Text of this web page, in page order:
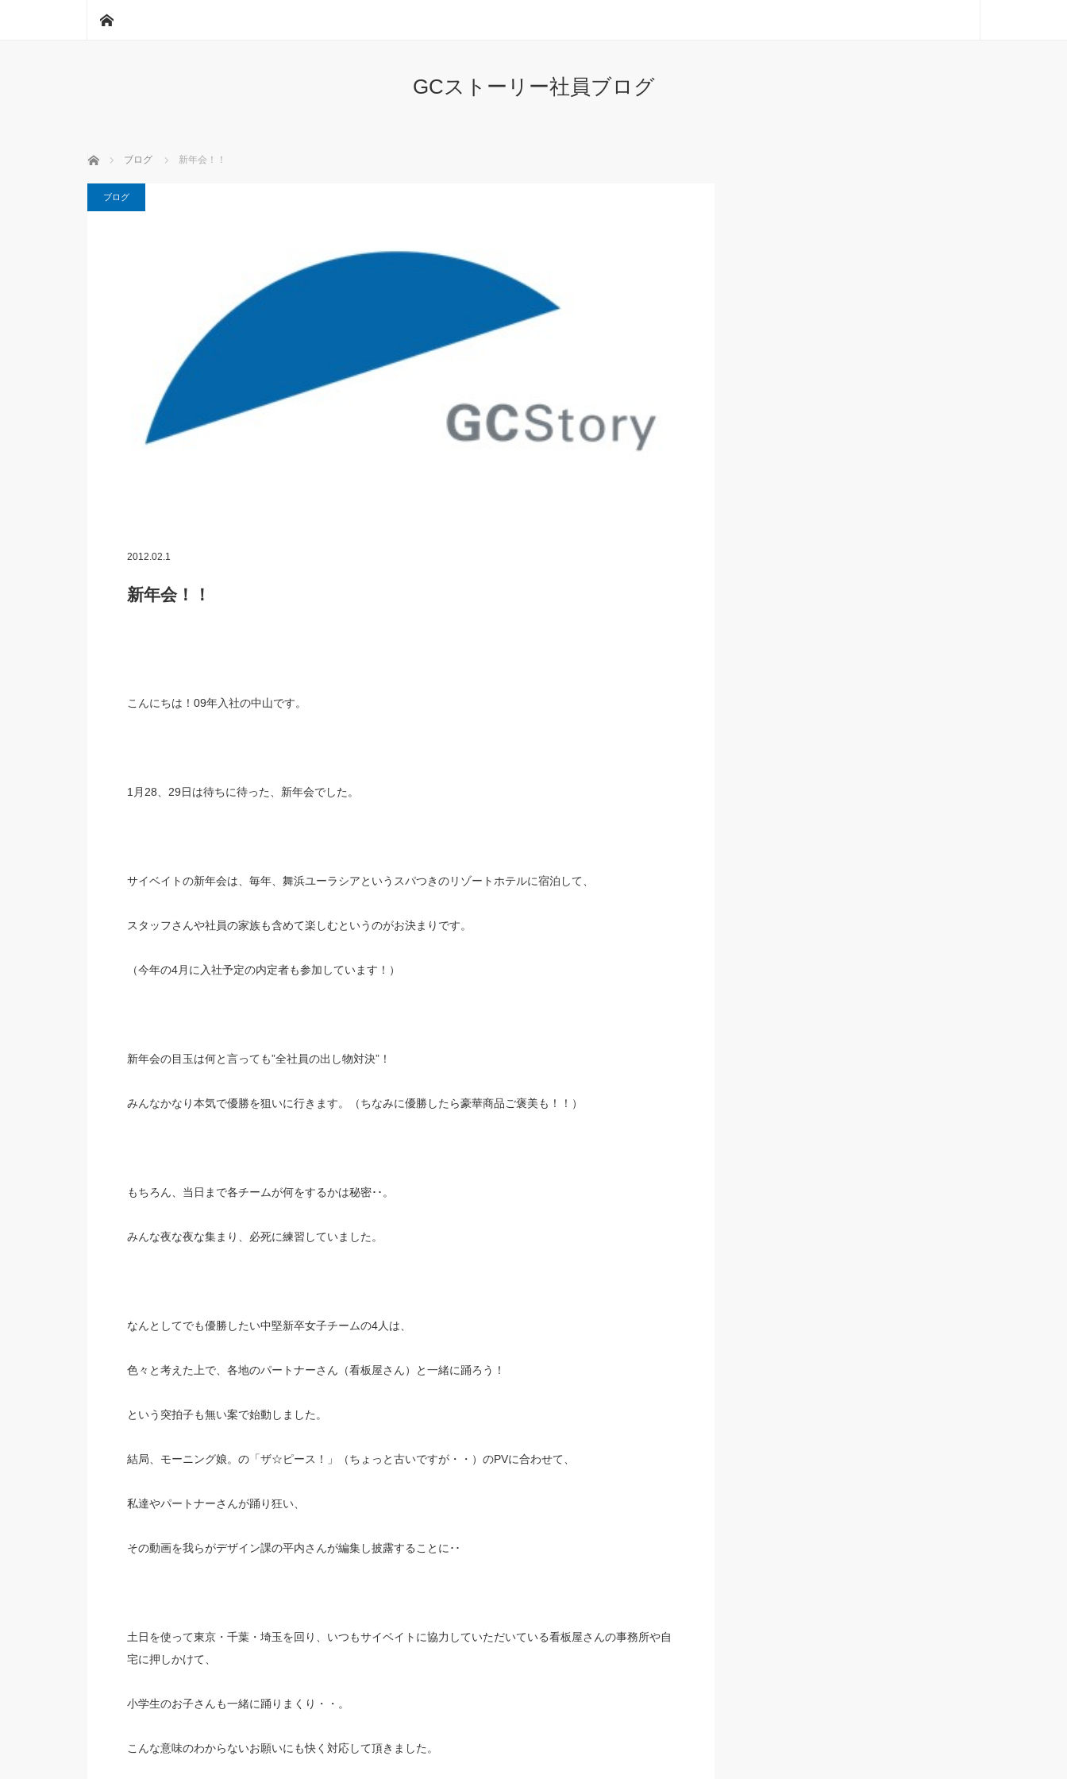
GCストーリー社員ブログ
ホーム ブログ 新年会！！
ブログ
2012.02.1
新年会！！
こんにちは！09年入社の中山です。
1月28、29日は待ちに待った、新年会でした。
サイベイトの新年会は、毎年、舞浜ユーラシアというスパつきのリゾートホテルに宿泊して、
スタッフさんや社員の家族も含めて楽しむというのがお決まりです。
（今年の4月に入社予定の内定者も参加しています！）
新年会の目玉は何と言っても”全社員の出し物対決”！
みんなかなり本気で優勝を狙いに行きます。（ちなみに優勝したら豪華商品ご褒美も！！）
もちろん、当日まで各チームが何をするかは秘密･･。
みんな夜な夜な集まり、必死に練習していました。
なんとしてでも優勝したい中堅新卒女子チームの4人は、
色々と考えた上で、各地のパートナーさん（看板屋さん）と一緒に踊ろう！
という突拍子も無い案で始動しました。
結局、モーニング娘。の「ザ☆ピース！」（ちょっと古いですが・・）のPVに合わせて、
私達やパートナーさんが踊り狂い、
その動画を我らがデザイン課の平内さんが編集し披露することに･･
土日を使って東京・千葉・埼玉を回り、いつもサイベイトに協力していただいている看板屋さんの事務所や自
宅に押しかけて、
小学生のお子さんも一緒に踊りまくり・・。
こんな意味のわからないお願いにも快く対応して頂きました。